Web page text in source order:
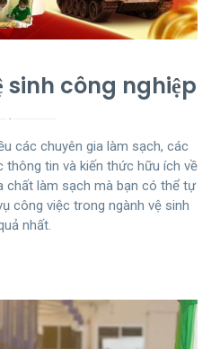
sinh công nghiệp
các chuyên gia làm sạch, các
thông tin và kiến thức hữu ích về
chất làm sạch mà bạn có thể tự
công việc trong ngành vệ sinh
nhất.